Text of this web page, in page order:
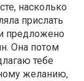
насколько
прислать
предложено
Она потом
тебе
желанию,